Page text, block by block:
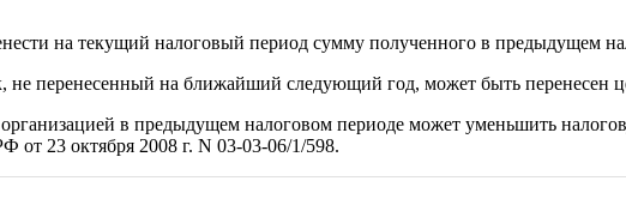
на текущий налоговый период сумму полученного в предыдущем
не перенесенный на ближайший следующий год, может быть перенесен
в предыдущем налоговом периоде может уменьшить
23 октября 2008 г. N 03-03-06/1/598.